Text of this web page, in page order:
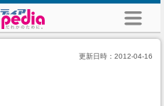
更新日時： 2012-04-16